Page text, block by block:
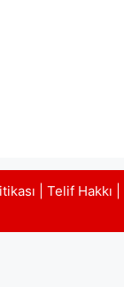
Telif Hakkı